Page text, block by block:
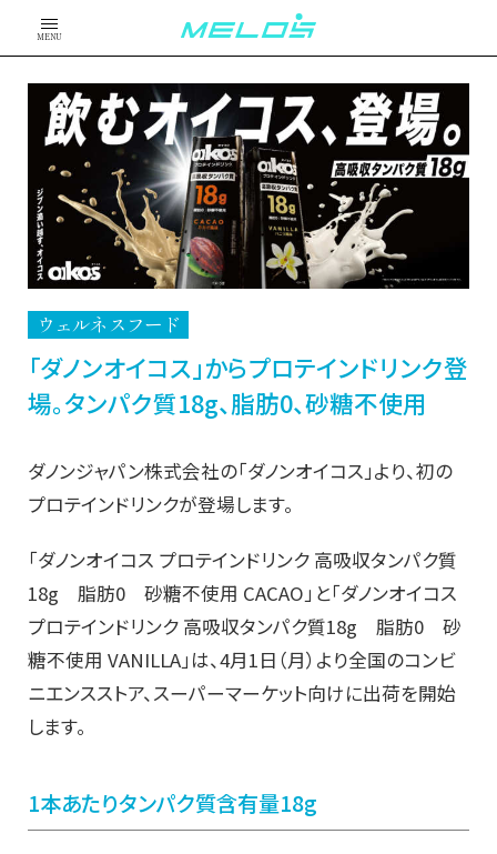
MENU
ウェルネスフード
「ダノンオイコス」からプロテインドリンク登
場。タンパク質18g、脂肪0、砂糖不使用
ダノンジャパン株式会社の「ダノンオイコス」より、初の
プロテインドリンクが登場します。
「ダノンオイコス プロテインドリンク 高吸収タンパク質
18g 脂肪0 砂糖不使用 CACAO」と「ダノンオイコス
プロテインドリンク 高吸収タンパク質18g 脂肪0 砂
糖不使用 VANILLA」は、4月1日（月）より全国のコンビ
ニエンスストア、スーパーマーケット向けに出荷を開始
します。
1本あたりタンパク質含有量18g